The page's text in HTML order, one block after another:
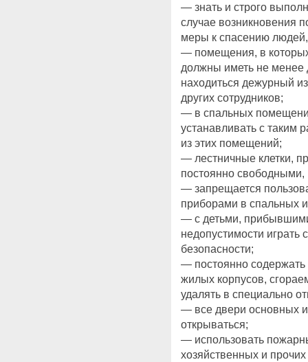
— знать и строго
случае возникновения
меры к спасению
— помещения, в
должны иметь не менее
находиться дежурный
других сотрудников;
— в спальных
устанавливать с таким
из этих помещений;
— лестничные клетки,
постоянно свободными,
— запрещается
приборами в спальных
— с детьми,
недопустимости
безопасности;
— постоянно
жилых корпусов,
удалять в специально
— все двери основных
открываться;
— использовать
хозяйственных и